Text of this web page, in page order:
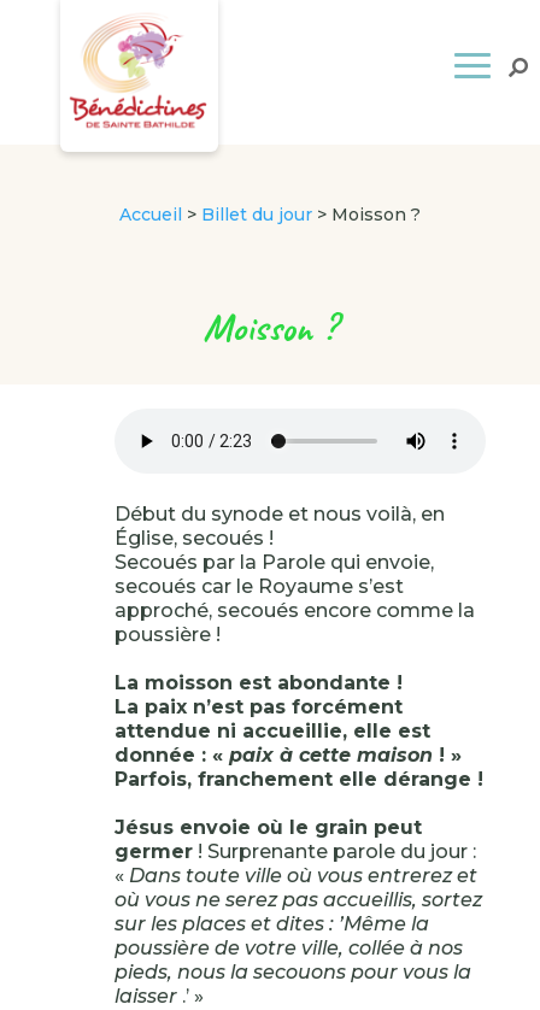
Accueil > Billet du jour> Moisson ?
Moisson ?
Début du synode et nous voilà, en
Église, secoués !
Secoués par la Parole qui envoie,
secoués car le Royaume s’est
approché, secoués encore comme la
poussière !
La moisson est abondante !
La paix n’est pas forcément
attendue ni accueillie, elle est
donnée : « paix à cette maison ! »
Parfois, franchement elle dérange !
Jésus envoie où le grain peut
germer! Surprenante parole du jour :
« Dans toute ville où vous entrerez et
où vous ne serez pas accueillis, sortez
sur les places et dites : ’Même la
poussière de votre ville, collée à nos
pieds, nous la secouons pour vous la
laisser.’ »